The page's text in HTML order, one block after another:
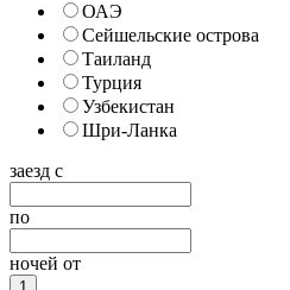
ОАЭ
Сейшельские острова
Таиланд
Турция
Узбекистан
Шри-Ланка
заезд с
по
ночей от